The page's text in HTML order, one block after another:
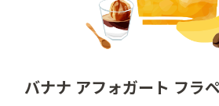
バナナ アフォガート フラ